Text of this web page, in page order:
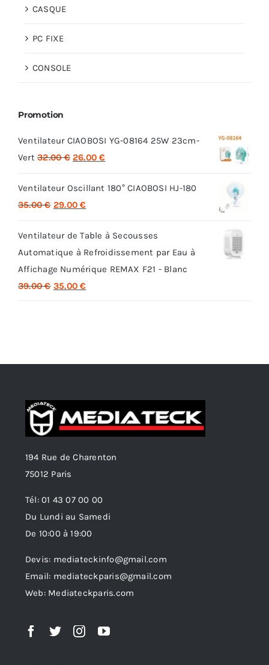
CASQUE
PC FIXE
CONSOLE
Promotion
Ventilateur CIAOBOSI YG-08164 25W 23cm-
Vert 32.00€ Le
initial
était :
26.00€
actuel
Ventilateur Oscillant 180° CIAOBOSI HJ-180
35.00€ Le
initial
était :
35.00 €.
29.00€
actuel
est :
29.00 €.
Ventilateur de Table à Secousses
Automatique à Refroidissement par Eau à
Affichage Numérique REMAX F21 - Blanc
39.00€ Le
35.00€
194 Rue de Charenton
75012 Paris
Tél: 01 43 07 00 00
Du Lundi au Samedi
De 10:00 à 19:00
Devis: mediateckinfo@gmail.com
Email: mediateckparis@gmail.com
Web: Mediateckparis.com